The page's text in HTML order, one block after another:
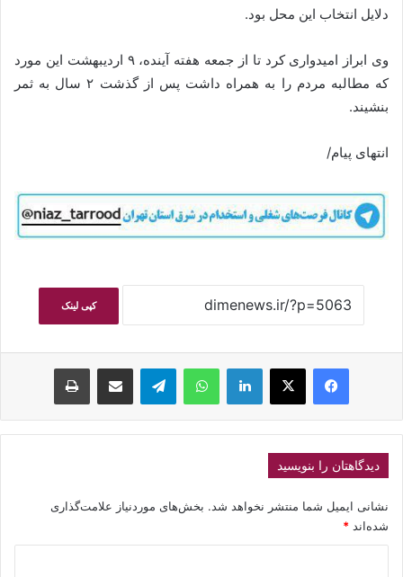
دلایل انتخاب این محل بود.
وی ابراز امیدواری کرد تا از جمعه هفته آینده، ۹ اردیبهشت این مورد
که مطالبه مردم را به همراه داشت پس از گذشت ۲ سال به ثمر
بنشیند.
انتهای پیام/
کپی لینک
فیسبوکایکس لینکداین واتس آپ تلگرام اشتراک گذاری با ایمیل چاپ
دیدگاهتان را بنویسید
نشانی ایمیل شما منتشر نخواهد شد. بخش‌های موردنیاز علامت‌گذاری
شده‌اند *